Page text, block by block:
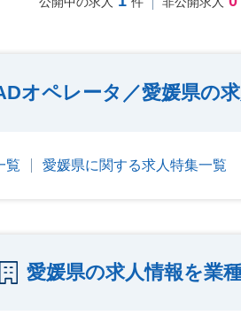
オペレータ／愛媛県の
覧 愛媛県に関する求人特集一覧
愛媛県の求人情報を業